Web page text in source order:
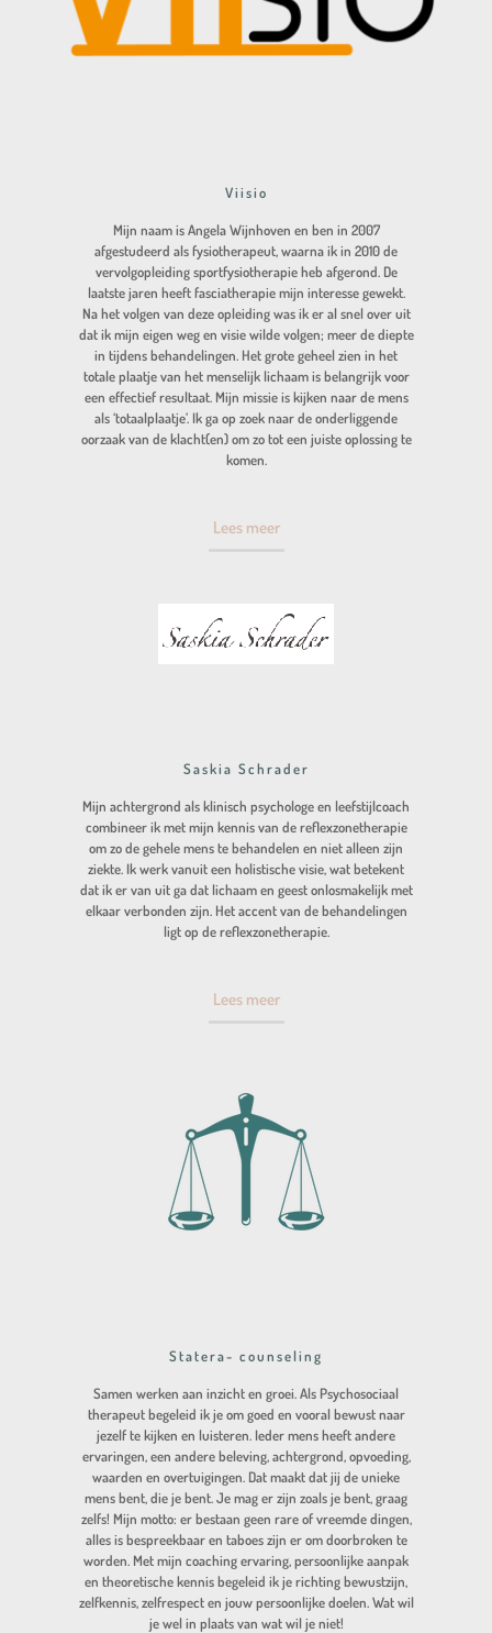
Viisio
Mijn naam is Angela Wijnhoven en ben in 2007
afgestudeerd als fysiotherapeut, waarna ik in 2010 de
vervolgopleiding sportfysiotherapie heb afgerond. De
laatste jaren heeft fasciatherapie mijn interesse gewekt.
Na het volgen van deze opleiding was ik er al snel over uit
dat ik mijn eigen weg en visie wilde volgen; meer de diepte
in tijdens behandelingen. Het grote geheel zien in het
totale plaatje van het menselijk lichaam is belangrijk voor
een effectief resultaat. Mijn missie is kijken naar de mens
als ‘totaalplaatje’. Ik ga op zoek naar de onderliggende
oorzaak van de klacht(en) om zo tot een juiste oplossing te
komen.
Lees meer
Saskia Schrader
Mijn achtergrond als klinisch psychologe en leefstijlcoach
combineer ik met mijn kennis van de reflexzonetherapie
om zo de gehele mens te behandelen en niet alleen zijn
ziekte. Ik werk vanuit een holistische visie, wat betekent
dat ik er van uit ga dat lichaam en geest onlosmakelijk met
elkaar verbonden zijn. Het accent van de behandelingen
ligt op de reflexzonetherapie.
Lees meer
Statera- counseling
Samen werken aan inzicht en groei. Als Psychosociaal
therapeut begeleid ik je om goed en vooral bewust naar
jezelf te kijken en luisteren. Ieder mens heeft andere
ervaringen, een andere beleving, achtergrond, opvoeding,
waarden en overtuigingen. Dat maakt dat jij de unieke
mens bent, die je bent. Je mag er zijn zoals je bent, graag
zelfs! Mijn motto: er bestaan geen rare of vreemde dingen,
alles is bespreekbaar en taboes zijn er om doorbroken te
worden. Met mijn coaching ervaring, persoonlijke aanpak
en theoretische kennis begeleid ik je richting bewustzijn,
zelfkennis, zelfrespect en jouw persoonlijke doelen. Wat wil
je wel in plaats van wat wil je niet!